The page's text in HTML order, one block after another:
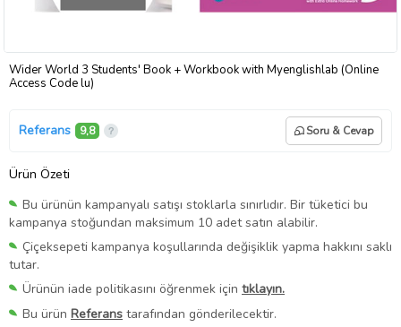
Wider World 3 Students' Book + Workbook with Myenglishlab (Online
Access Code lu)
Referans 9,8 Soru & Cevap
Ürün Özeti
Bu ürünün kampanyalı satışı stoklarla sınırlıdır. Bir tüketici bu
kampanya stoğundan maksimum 10 adet satın alabilir.
Çiçeksepeti kampanya koşullarında değişiklik yapma hakkını saklı
tutar.
Ürünün iade politikasını öğrenmek için tıklayın.
Bu ürün Referans tarafından gönderilecektir.